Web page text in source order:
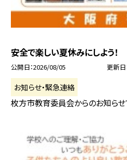
安全で楽しい夏休みにしよう！
公開日 2026/08/05 更新日
お知らせ・緊急連絡
枚方市教育委員会からのお知らせ